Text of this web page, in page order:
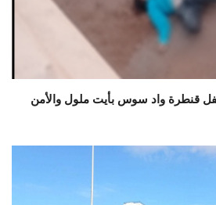
قنطرة واد سوس بأيت ملول والأمن